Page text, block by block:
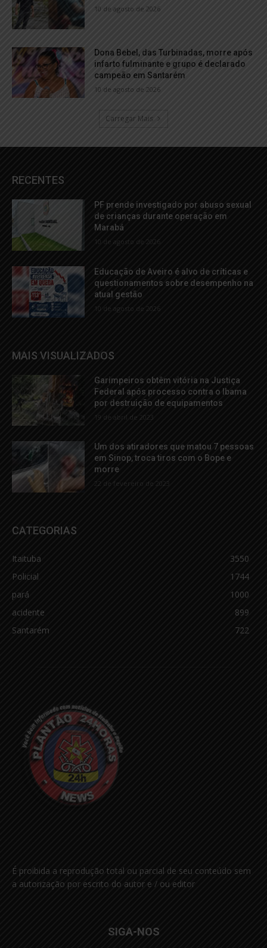
10 de agosto de 2026
Dona Bebel, das Turbinadas, morre após
infarto fulminante e grupo é declarado
campeão em Santarém
10 de agosto de 2026
Carregar Mais
RECENTES
PF prende investigado por abuso sexual
de crianças durante operação em
Marabá
10 de agosto de 2026
Educação de Aveiro é alvo de críticas e
questionamentos sobre desempenho na
atual gestão
10 de agosto de 2026
MAIS VISUALIZADOS
Garimpeiros obtêm vitória na Justiça
Federal após processo contra o Ibama
por destruição de equipamentos
19 de abril de 2023
Um dos atiradores que matou 7 pessoas
em Sinop, troca tiros com o Bope e
morre
22 de fevereiro de 2023
CATEGORIAS
Itaituba
3550
Policial
1744
pará
1000
acidente
899
Santarém
722
É proibida a reprodução total ou parcial de seu conteúdo sem
a autorização por escrito do autor e / ou editor
SIGA-NOS